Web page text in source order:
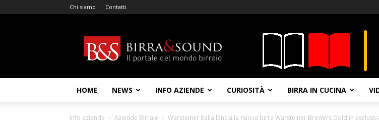
Chi siamo Contatti
&
Sound
HOME NEWS INFO AZIENDE CURIOSITÀ BIRRA IN CUCINA
Info aziende Aziende Birraie Warsteiner Italia lancia la nuova birra Warsteiner Brewers Gold in